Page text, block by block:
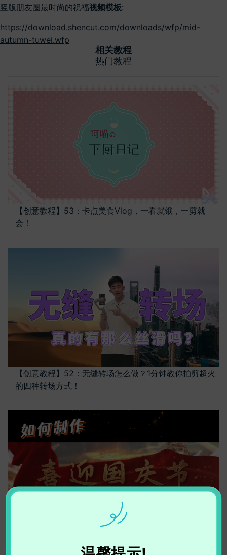
竖版朋友圈最时尚的祝福视频模板:
https://download.shencut.com/downloads/wfp/mid-
autumn-tuwei.wfp
相关教程
热门教程
【创意教程】53：卡点美食Vlog，一看就饿，一剪就
会！
【创意教程】52：无缝转场怎么做？1分钟教你拍剪超火
的四种转场方式！